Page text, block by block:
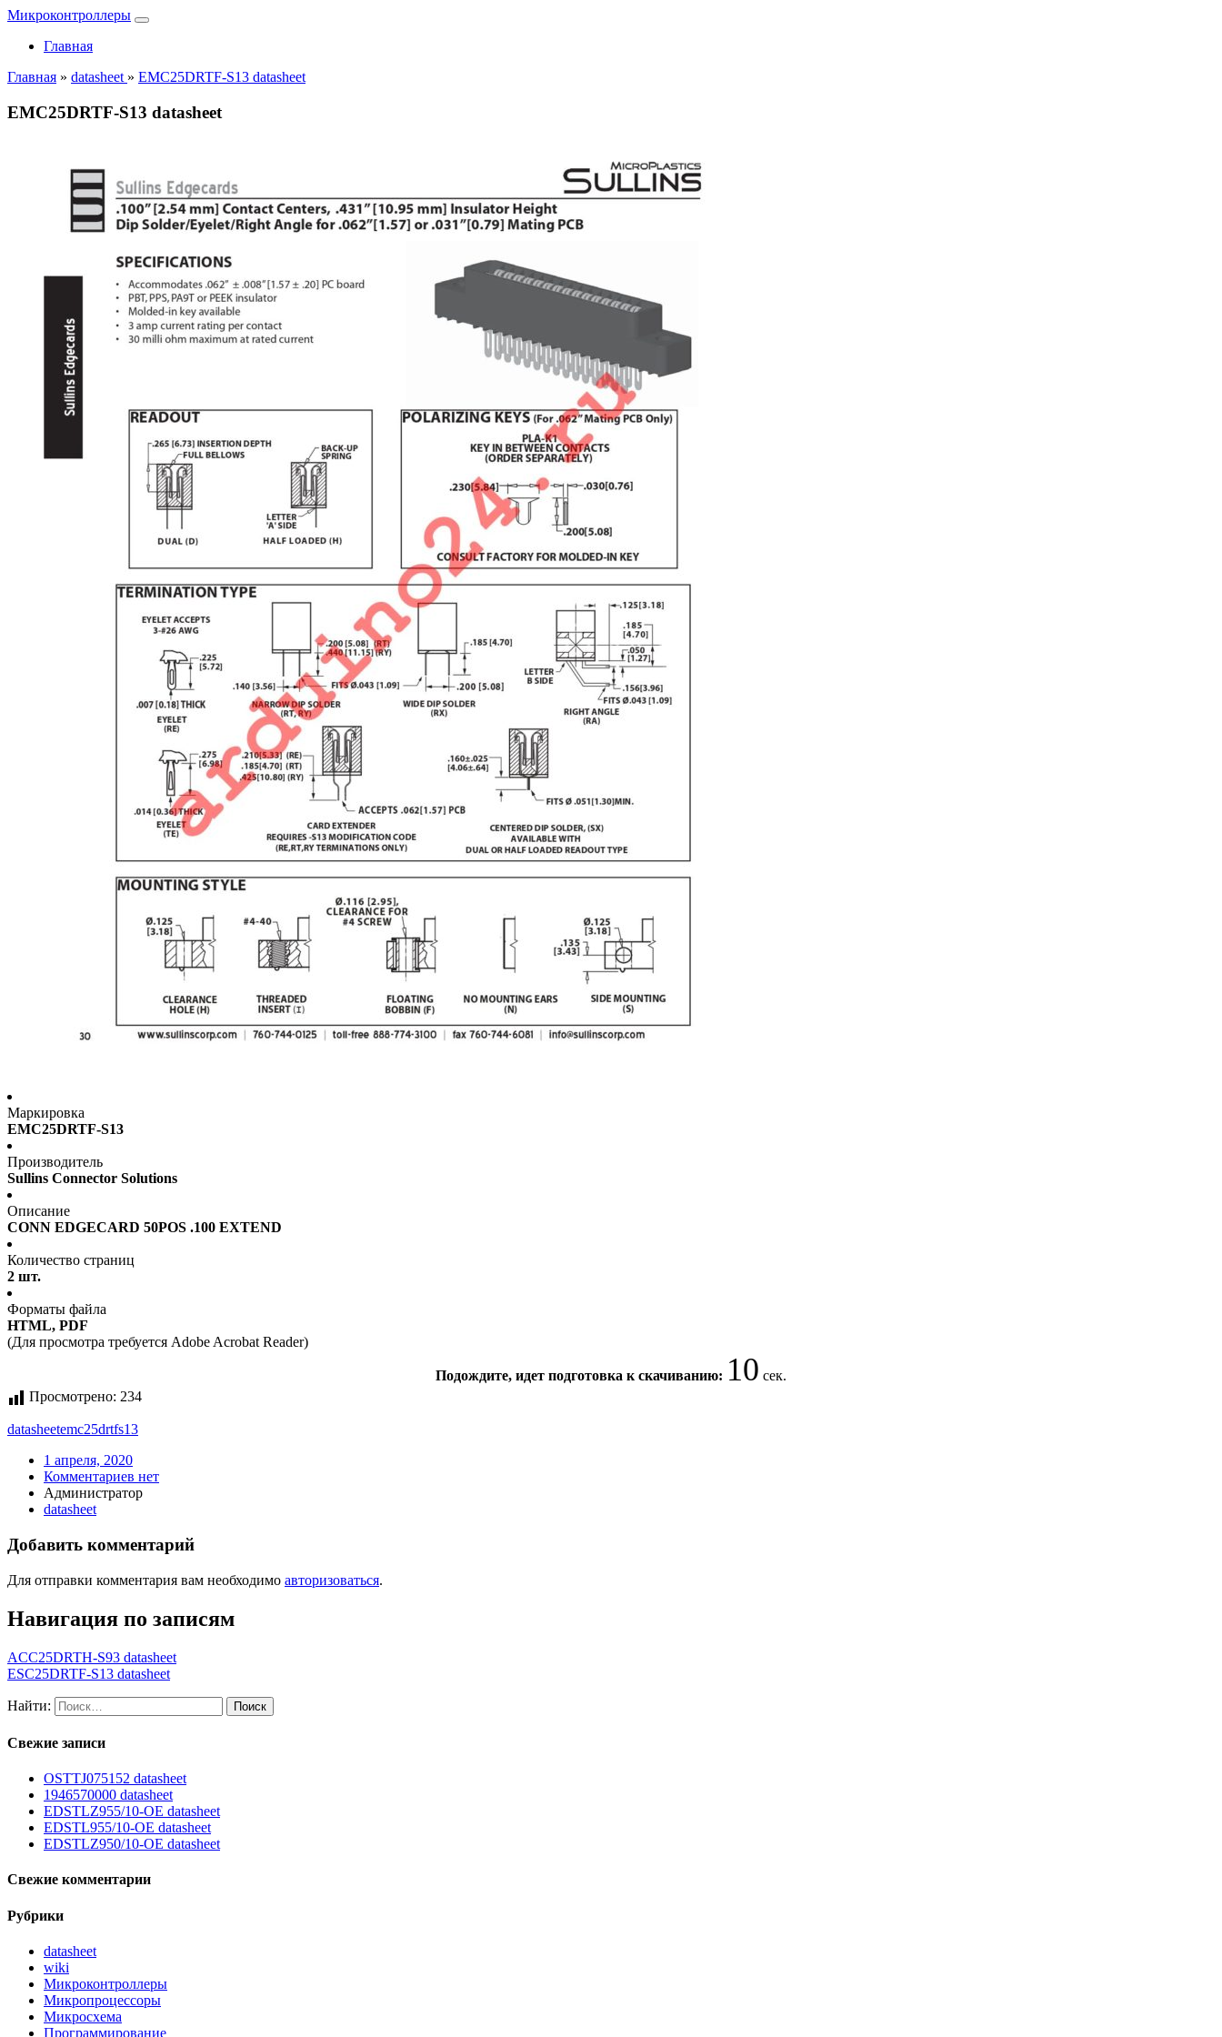
Микроконтроллеры
Главная
Главная » datasheet » EMC25DRTF-S13 datasheet
EMC25DRTF-S13 datasheet
Маркировка
EMC25DRTF-S13
Производитель
Sullins Connector Solutions
Описание
CONN EDGECARD 50POS .100 EXTEND
Количество страниц
2 шт.
Форматы файла
HTML, PDF
(Для просмотра требуется Adobe Acrobat Reader)
Подождите, идет подготовка к скачиванию: 10 сек.
Просмотрено: 234
datasheetemc25drtfs13
1 апреля, 2020
Комментариев нет
Администратор
datasheet
Добавить комментарий
Для отправки комментария вам необходимо авторизоваться.
Навигация по записям
ACC25DRTH-S93 datasheet
ESC25DRTF-S13 datasheet
Найти:
Свежие записи
OSTTJ075152 datasheet
1946570000 datasheet
EDSTLZ955/10-OE datasheet
EDSTL955/10-OE datasheet
EDSTLZ950/10-OE datasheet
Свежие комментарии
Рубрики
datasheet
wiki
Микроконтроллеры
Микропроцессоры
Микросхема
Программирование